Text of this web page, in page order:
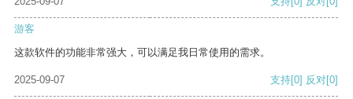
游客
这款软件的功能非常强大，可以满足我日常使用的需求。
2025-09-07 支持[0] 反对[0]